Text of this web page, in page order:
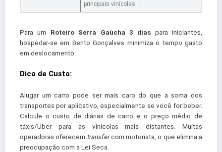
principais vinícolas.
Para um Roteiro Serra Gaúcha 3 dias para iniciantes,
hospedar-se em Bento Gonçalves minimiza o tempo gasto
em deslocamento.
Dica de Custo:
Alugar um carro pode ser mais caro do que a soma dos
transportes por aplicativo, especialmente se você for beber.
Calcule o custo de diárias de carro e o preço médio de
táxis/Uber para as vinícolas mais distantes. Muitas
operadoras oferecem transfercom motorista, o que elimina a
preocupação com a Lei Seca.